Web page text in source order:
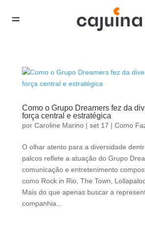
Como o Grupo Dreamers fez da
força central e estratégica
por Caroline Marino| set 17 | Como
O olhar atento para a diversidade
palcos reflete a atuação do Grupo
comunicação e entretenimento
como Rock in Rio, The Town,
Mais do que apenas buscar a
companhia...